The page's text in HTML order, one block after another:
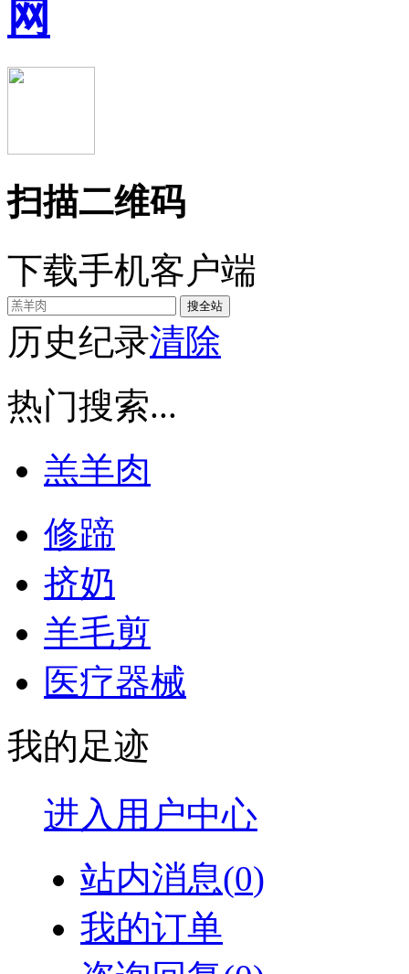
扫描二维码
下载手机客户端
历史纪录清除
热门搜索...
羔羊肉
修蹄
挤奶
羊毛剪
医疗器械
我的足迹
进入用户中心
站内消息(0)
我的订单